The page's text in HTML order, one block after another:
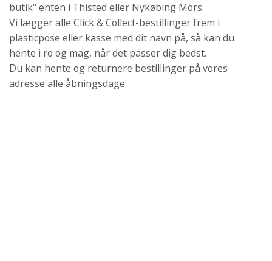
butik" enten i Thisted eller Nykøbing Mors.
Vi lægger alle Click & Collect-bestillinger frem i
plasticpose eller kasse med dit navn på, så kan du
hente i ro og mag, når det passer dig bedst.
Du kan hente og returnere bestillinger på vores
adresse alle åbningsdage